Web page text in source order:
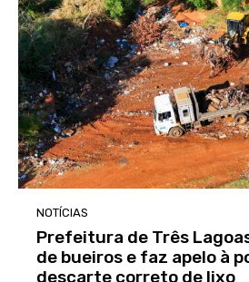
NOTÍCIAS
Prefeitura de Três
de bueiros e faz apelo à
descarte correto de lixo